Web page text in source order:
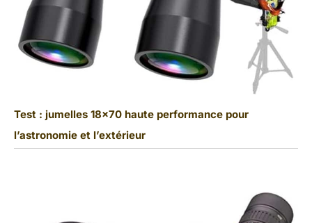
Test : jumelles 18×70 haute performance pour
l’astronomie et l’extérieur